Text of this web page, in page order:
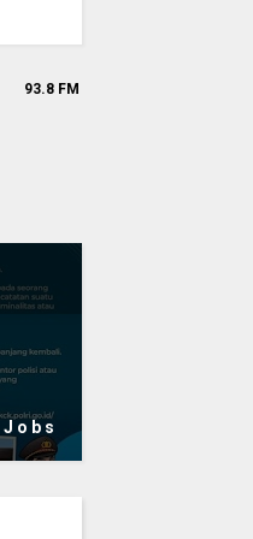
madiun.com || Ge FM